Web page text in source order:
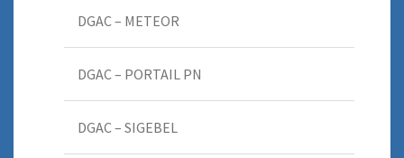
DGAC – METEOR
DGAC – PORTAIL PN
DGAC – SIGEBEL